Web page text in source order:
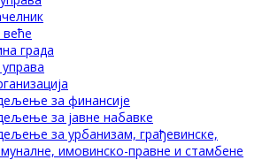
веће
града
за финансије
за јавне набавке
за урбанизам, грађевинске,
имовинско-правне и стамбене